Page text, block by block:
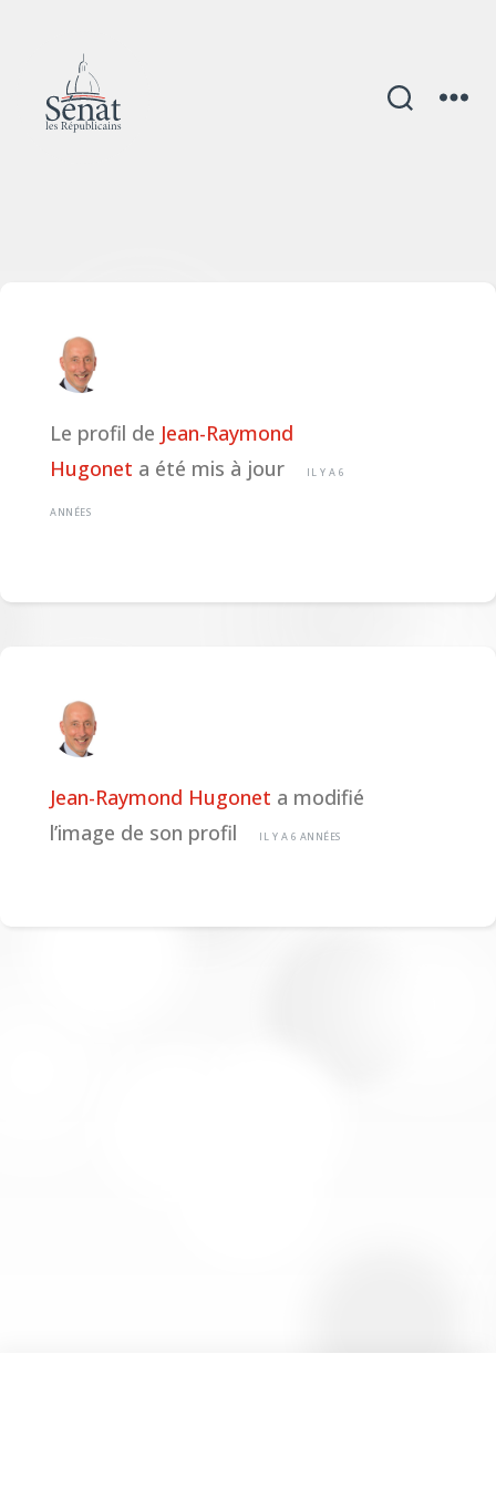
Le profil de Jean-Raymond
Hugonet a été mis à jour IL Y A 6
ANNÉES
Jean-Raymond Hugonet a modifié
l’image de son profil
IL Y A 6 ANNÉES